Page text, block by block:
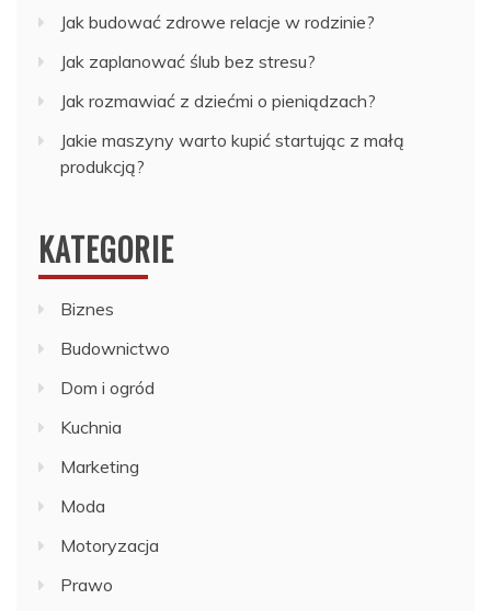
Jak budować zdrowe relacje w rodzinie?
Jak zaplanować ślub bez stresu?
Jak rozmawiać z dziećmi o pieniądzach?
Jakie maszyny warto kupić startując z małą
produkcją?
KATEGORIE
Biznes
Budownictwo
Dom i ogród
Kuchnia
Marketing
Moda
Motoryzacja
Prawo